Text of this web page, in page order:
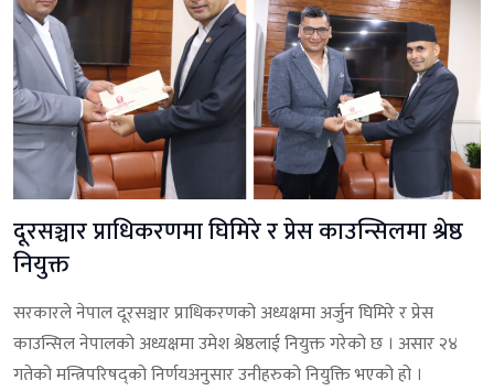
दूरसञ्चार प्राधिकरणमा घिमिरे र प्रेस काउन्सिलमा श्रेष्ठ
नियुक्त
सरकारले नेपाल दूरसञ्चार प्राधिकरणको अध्यक्षमा अर्जुन घिमिरे र प्रेस
काउन्सिल नेपालको अध्यक्षमा उमेश श्रेष्ठलाई नियुक्त गरेको छ । असार २४
गतेको मन्त्रिपरिषद्को निर्णयअनुसार उनीहरुको नियुक्ति भएको हो ।